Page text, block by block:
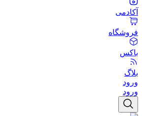
آکادمی
فروشگاه
باکس
بلاگ
ورود
ورود